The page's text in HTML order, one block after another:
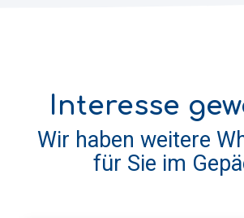
Interesse
Wir haben weitere
für Sie im